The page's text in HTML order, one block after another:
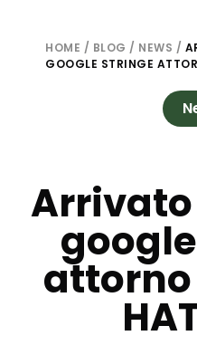
HOME / BLOG / NEWS /
GOOGLE STRINGE